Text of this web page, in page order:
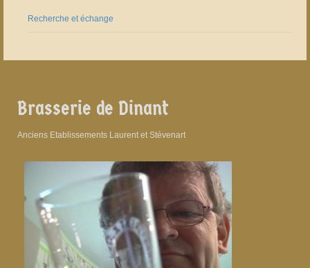
Recherche et échange
Brasserie de Dinant
Anciens Etablissements Laurent et Stévenart